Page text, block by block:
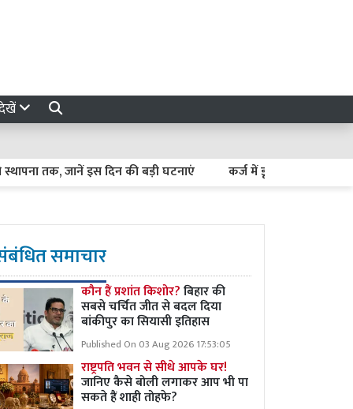
जानें इस दिन की बड़ी घटनाएं कर्ज में डूबते किसान कैसे बनें
समाचार
कौन हैं प्रशांत किशोर?बिहार की
सबसे चर्चित जीत से बदल दिया
बांकीपुर का सियासी इतिहास
Published On 03 Aug 2026 17:53:05
राष्ट्रपति भवन से सीधे आपके घर!
जानिए कैसे बोली लगाकर आप भी पा
सकते हैं शाही तोहफे?